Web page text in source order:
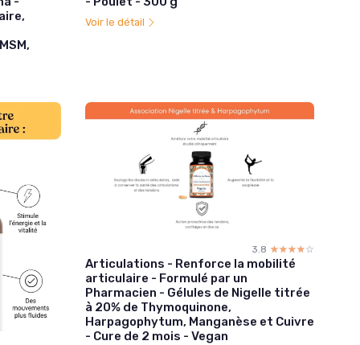
Voir le détail
3.8 ☆☆☆☆☆
★★★★★
Articulations - Renforce la mobilité
articulaire - Formulé par un
Pharmacien - Gélules de Nigelle titrée
à 20% de Thymoquinone,
Harpagophytum, Manganèse et Cuivre
- Cure de 2 mois - Vegan